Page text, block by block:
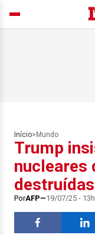
Início> Mundo
Trump
nucleares
destruídas
PorAFP 19/07/25 -